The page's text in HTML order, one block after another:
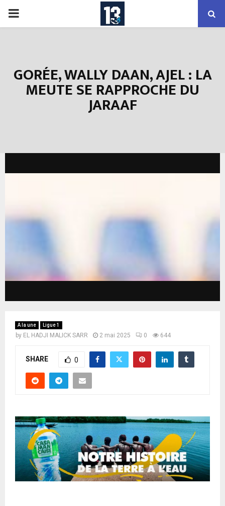
PRIMARY
GORÉE, WALLY DAAN, AJEL : LA
MEUTE SE RAPPROCHE DU
JARAAF
A la une Ligue 1
by EL HADJI MALICK SARR 2 mai 2025 0 644
SHARE 0